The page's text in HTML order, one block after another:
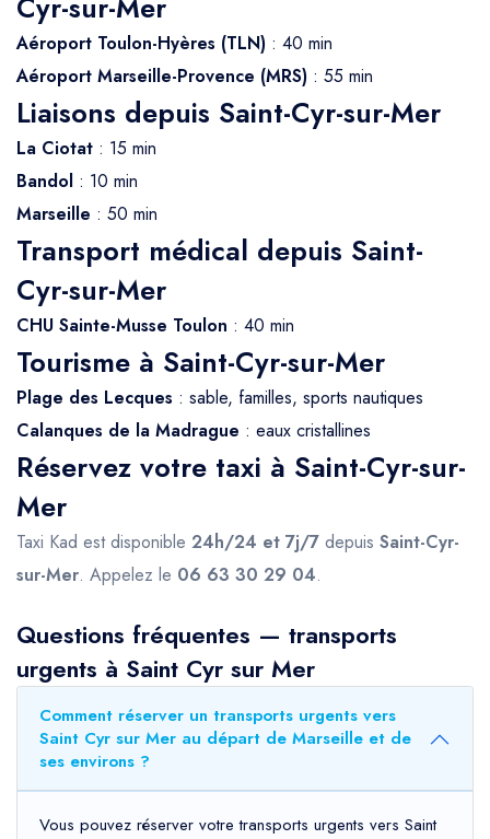
Aéroport Toulon-Hyères (TLN) : 40 min
Aéroport Marseille-Provence (MRS) : 55 min
Liaisons depuis Saint-Cyr-sur-Mer
La Ciotat : 15 min
Bandol : 10 min
Marseille : 50 min
Transport médical depuis Saint-
Cyr-sur-Mer
CHU Sainte-Musse Toulon : 40 min
Tourisme à Saint-Cyr-sur-Mer
Plage des Lecques : sable, familles, sports nautiques
Calanques de la Madrague : eaux cristallines
Réservez votre taxi à Saint-Cyr-sur-
Mer
Taxi Kad est disponible 24h/24 et 7j/7 depuis Saint-Cyr-
sur-Mer. Appelez le 06 63 30 29 04.
Questions fréquentes — transports
urgents à Saint Cyr sur Mer
Comment réserver un transports urgents vers
Saint Cyr sur Mer au départ de Marseille et de
ses environs ?
Vous pouvez réserver votre transports urgents vers Saint